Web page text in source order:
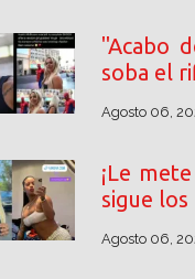
"Acabo
soba el
Agosto 06,
¡Le
sigue los
Agosto 06,